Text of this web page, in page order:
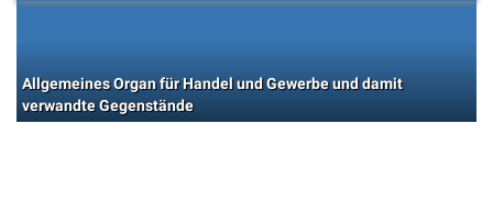
Allgemeines Organ für Handel und Gewerbe und damit
verwandte Gegenstände